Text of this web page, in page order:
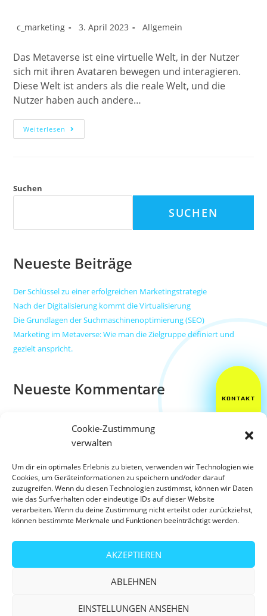
Cookie-Zustimmung
verwalten
Um dir ein optimales Erlebnis zu bieten, verwenden wir Technologien wie
Cookies, um Geräteinformationen zu speichern und/oder darauf
zuzugreifen. Wenn du diesen Technologien zustimmst, können wir Daten
wie das Surfverhalten oder eindeutige IDs auf dieser Website
verarbeiten. Wenn du deine Zustimmung nicht erteilst oder zurückziehst,
können bestimmte Merkmale und Funktionen beeinträchtigt werden.
AKZEPTIEREN
ABLEHNEN
EINSTELLUNGEN ANSEHEN
c_marketing 3. April 2023 Allgemein
Das Metaverse ist eine virtuelle Welt, in der Nutzer
sich mit ihren Avataren bewegen und interagieren.
Diese Welt ist anders als die reale Welt, und die
Nutzer haben auch andere…
Weiterlesen
Suchen
SUCHEN
Neueste Beiträge
Der Schlüssel zu einer erfolgreichen Marketingstrategie
Nach der Digitalisierung kommt die Virtualisierung
Die Grundlagen der Suchmaschinenoptimierung (SEO)
Marketing im Metaverse: Wie man die Zielgruppe definiert und
gezielt anspricht.
Neueste Kommentare
KONTAKT
Telefon: 0208 - 88025743 Post: info@consilu.de
Impressum
Datenschutz Cookie-Richtlinie (EU)